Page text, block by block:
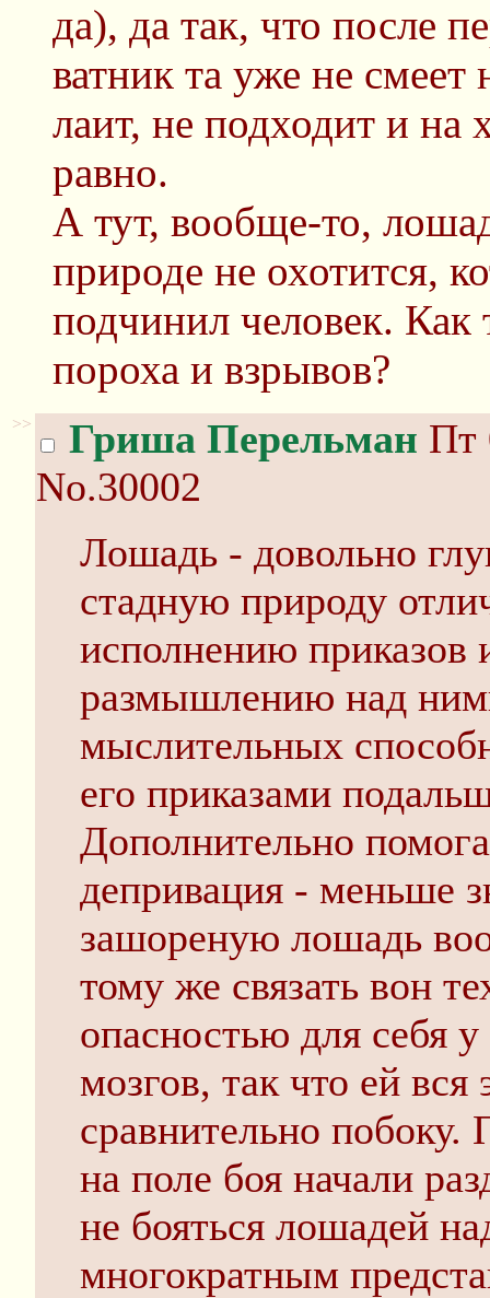
да), да так, что после
ватник та уже не
лаит, не подходит и на
равно.
А тут, вообще-то,
природе не охотится,
подчинил человек. Как
пороха и взрывов?
>> Гриша Перельман Пт
No.30002
Лошадь - довольно
стадную природу
исполнению приказов
размышлению над
мыслительных
его приказами
Дополнительно
депривация - меньше
зашореную лошадь
тому же связать вон
опасностью для себя
мозгов, так что ей вся
сравнительно побоку.
на поле боя начали
не бояться лошадей
многократным